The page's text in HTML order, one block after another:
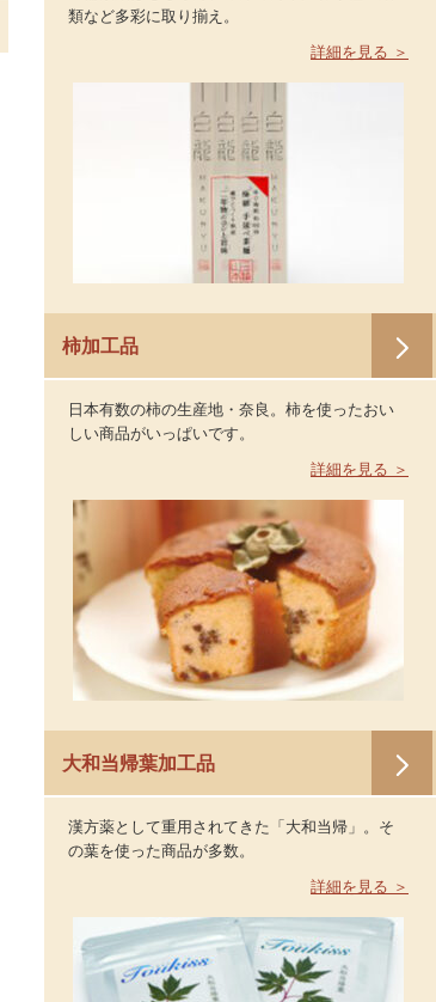
類など多彩に取り揃え。
詳細を見る ＞
柿加工品
日本有数の柿の生産地・奈良。柿を使ったおい
しい商品がいっぱいです。
詳細を見る ＞
大和当帰葉加工品
漢方薬として重用されてきた「大和当帰」。そ
の葉を使った商品が多数。
詳細を見る ＞